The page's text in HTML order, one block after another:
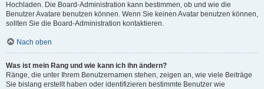
Hochladen. Die Board-Administration kann bestimmen, ob und wie die
Benutzer Avatare benutzen können. Wenn Sie keinen Avatar benutzen können,
sollten Sie die Board-Administration kontaktieren.
Nach oben
Was ist mein Rang und wie kann ich ihn ändern?
Ränge, die unter Ihrem Benutzernamen stehen, zeigen an, wie viele Beiträge
Sie bislang erstellt haben oder identifizieren bestimmte Benutzer wie